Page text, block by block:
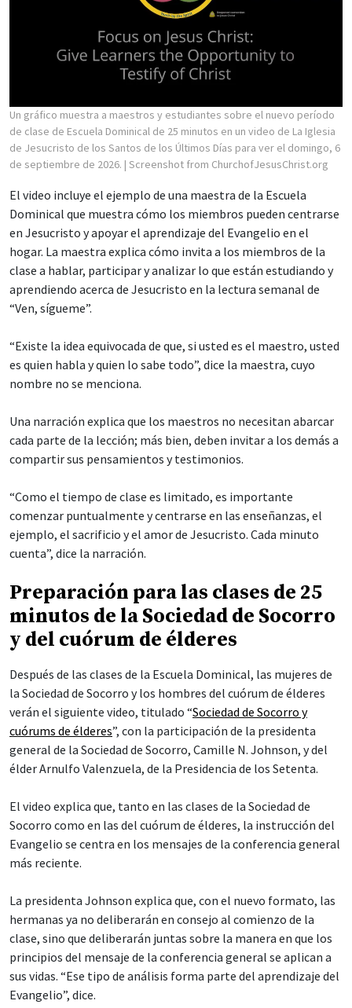
Un gráfico muestra a maestros y estudiantes sobre el nuevo período
de clase de Escuela Dominical de 25 minutos en un video de La Iglesia
de Jesucristo de los Santos de los Últimos Días para ver el domingo, 6
de septiembre de 2026. | Screenshot from ChurchofJesusChrist.org
El video incluye el ejemplo de una maestra de la Escuela
Dominical que muestra cómo los miembros pueden centrarse
en Jesucristo y apoyar el aprendizaje del Evangelio en el
hogar. La maestra explica cómo invita a los miembros de la
clase a hablar, participar y analizar lo que están estudiando y
aprendiendo acerca de Jesucristo en la lectura semanal de
“Ven, sígueme”.
“Existe la idea equivocada de que, si usted es el maestro, usted
es quien habla y quien lo sabe todo”, dice la maestra, cuyo
nombre no se menciona.
Una narración explica que los maestros no necesitan abarcar
cada parte de la lección; más bien, deben invitar a los demás a
compartir sus pensamientos y testimonios.
“Como el tiempo de clase es limitado, es importante
comenzar puntualmente y centrarse en las enseñanzas, el
ejemplo, el sacrificio y el amor de Jesucristo. Cada minuto
cuenta”, dice la narración.
Preparación para las clases de 25
minutos de la Sociedad de Socorro
y del cuórum de élderes
Después de las clases de la Escuela Dominical, las mujeres de
la Sociedad de Socorro y los hombres del cuórum de élderes
verán el siguiente video, titulado “Sociedad de Socorro y
cuórums de élderes”, con la participación de la presidenta
general de la Sociedad de Socorro, Camille N. Johnson, y del
élder Arnulfo Valenzuela, de la Presidencia de los Setenta.
El video explica que, tanto en las clases de la Sociedad de
Socorro como en las del cuórum de élderes, la instrucción del
Evangelio se centra en los mensajes de la conferencia general
más reciente.
La presidenta Johnson explica que, con el nuevo formato, las
hermanas ya no deliberarán en consejo al comienzo de la
clase, sino que deliberarán juntas sobre la manera en que los
principios del mensaje de la conferencia general se aplican a
sus vidas. “Ese tipo de análisis forma parte del aprendizaje del
Evangelio”, dice.